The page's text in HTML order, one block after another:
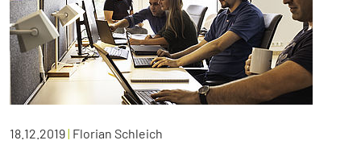
18.12.2019| Florian Schleich